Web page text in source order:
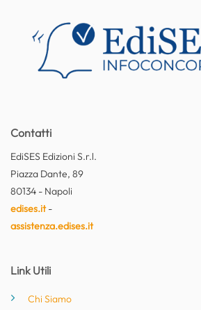
Contatti
EdiSES Edizioni S.r.l.
Piazza Dante, 89
80134 - Napoli
edises.it-
assistenza.edises.it
Link Utili
Chi Siamo